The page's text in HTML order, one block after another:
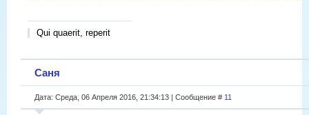
Qui quaerit, reperit
Саня
Дата: Среда, 06 Апреля 2016, 21:34:13 | Сообщение # 11